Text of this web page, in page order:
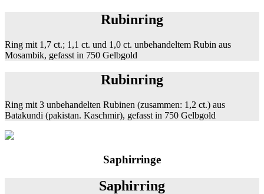
Rubinring
Ring mit 1,7 ct.; 1,1 ct. und 1,0 ct. unbehandeltem Rubin aus
Mosambik, gefasst in 750 Gelbgold
Rubinring
Ring mit 3 unbehandelten Rubinen (zusammen: 1,2 ct.) aus
Batakundi (pakistan. Kaschmir), gefasst in 750 Gelbgold
Saphirringe
Saphirring